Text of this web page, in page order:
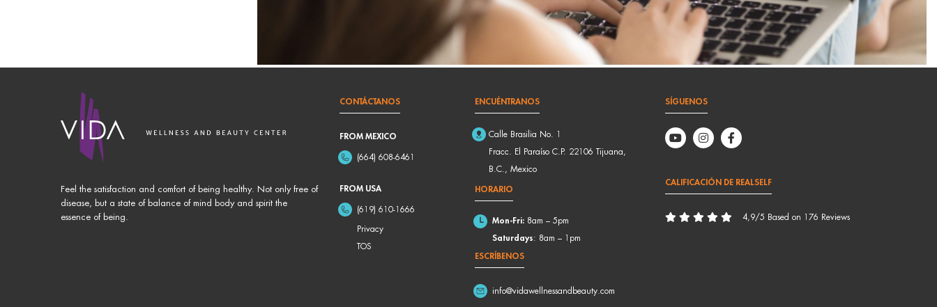
Feel the satisfaction and comfort of being healthy. Not only free of
disease, but a state of balance of mind body and spirit the
essence of being.
CONTÁCTANOS
FROM MEXICO
(664) 608-6461
FROM USA
(619) 610-1666
Privacy
TOS
ENCUÉNTRANOS
Calle Brasilia No. 1
Fracc. El Paraíso C.P. 22106 Tijuana,
B.C., Mexico
HORARIO
Mon-Fri: 8am – 5pm
Saturdays: 8am – 1pm
ESCRÍBENOS
info@vidawellnessandbeauty.com
SÍGUENOS
CALIFICACIÓN DE REALSELF
4,9/5 Based on 176 Reviews